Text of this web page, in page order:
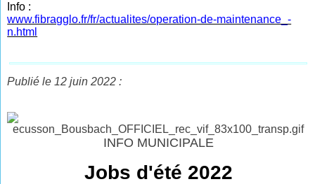
Info :
www.fibragglo.fr/fr/actualites/operation-de-maintenance_-
n.html
Publié le 12 juin 2022 :
INFO MUNICIPALE
Jobs d'été 2022